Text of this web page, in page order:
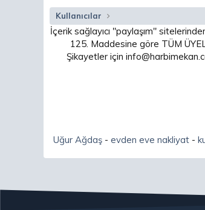
Kullanıcılar
İçerik sağlayıcı "paylaşım"
125. Maddesine göre TÜM
Şikayetler için
Uğur Ağdaş- evden eve nakliyat-